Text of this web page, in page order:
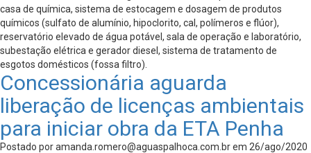
casa de química, sistema de estocagem e dosagem de produtos
químicos (sulfato de alumínio, hipoclorito, cal, polímeros e flúor),
reservatório elevado de água potável, sala de operação e laboratório,
subestação elétrica e gerador diesel, sistema de tratamento de
esgotos domésticos (fossa filtro).
Concessionária aguarda
liberação de licenças ambientais
para iniciar obra da ETA Penha
Postado poramanda.romero@aguaspalhoca.com.brem 26/ago/2020